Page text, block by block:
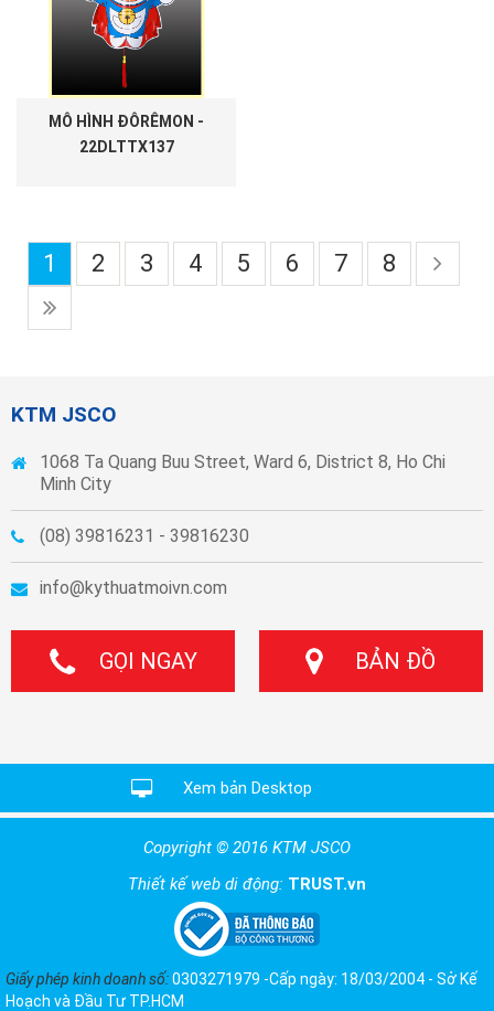
MÔ HÌNH ĐÔRÊMON -
22DLTTX137
1 2 3 4 5 6 7 8
KTM JSCO
1068 Ta Quang Buu Street, Ward 6, District 8, Ho Chi
Minh City
(08) 39816231 - 39816230
info@kythuatmoivn.com
GỌI NGAY BẢN ĐỒ
Xem bản Desktop
Copyright © 2016 KTM JSCO
Thiết kế web di động: TRUST.vn
Giấy phép kinh doanh số:0303271979 -Cấp ngày: 18/03/2004 - Sở Kế
Hoạch và Đầu Tư TP.HCM